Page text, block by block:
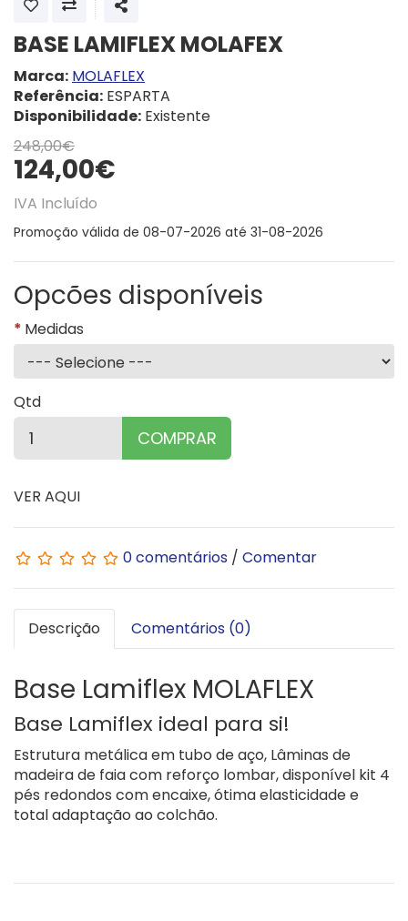
SHARE
BASE LAMIFLEX MOLAFEX
Marca: MOLAFLEX
Referência: ESPARTA
Disponibilidade: Existente
248,00€
124,00€
IVA Incluído
Promoção válida de 08-07-2026 até 31-08-2026
Opcões disponíveis
Medidas
Qtd
COMPRAR
VER AQUI
0 comentários / Comentar
Descrição Comentários (0)
Base Lamiflex MOLAFLEX
Base Lamiflex ideal para si!
Estrutura metálica em tubo de aço, Lâminas de
madeira de faia com reforço lombar, disponível kit 4
pés redondos com encaixe, ótima elasticidade e
total adaptação ao colchão.